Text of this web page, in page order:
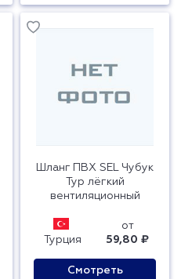
Шланг ПВХ SEL Чубук
Тур лёгкий
вентиляционный
Турция
от
59,80 ₽
Смотреть